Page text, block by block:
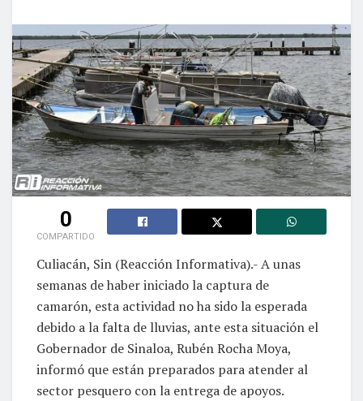
0
COMPARTIDO
Culiacán, Sin (Reacción Informativa).- A unas
semanas de haber iniciado la captura de
camarón, esta actividad no ha sido la esperada
debido a la falta de lluvias, ante esta situación el
Gobernador de Sinaloa, Rubén Rocha Moya,
informó que están preparados para atender al
sector pesquero con la entrega de apoyos.